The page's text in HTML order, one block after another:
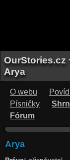
OurStories.cz
Arya
O webu
Písničky
Fórum
Arya